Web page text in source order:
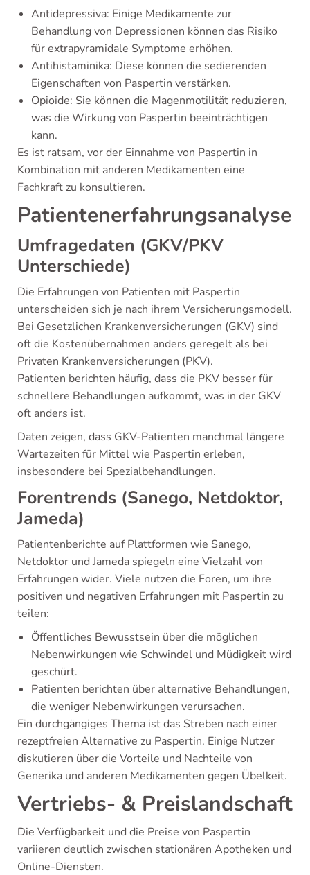
Antidepressiva: Einige Medikamente zur
Behandlung von Depressionen können das Risiko
für extrapyramidale Symptome erhöhen.
Antihistaminika: Diese können die sedierenden
Eigenschaften von Paspertin verstärken.
Opioide: Sie können die Magenmotilität reduzieren,
was die Wirkung von Paspertin beeinträchtigen
kann.
Es ist ratsam, vor der Einnahme von Paspertin in
Kombination mit anderen Medikamenten eine
Fachkraft zu konsultieren.
Patientenerfahrungsanalyse
Umfragedaten (GKV/PKV
Unterschiede)
Die Erfahrungen von Patienten mit Paspertin
unterscheiden sich je nach ihrem Versicherungsmodell.
Bei Gesetzlichen Krankenversicherungen (GKV) sind
oft die Kostenübernahmen anders geregelt als bei
Privaten Krankenversicherungen (PKV).
Patienten berichten häufig, dass die PKV besser für
schnellere Behandlungen aufkommt, was in der GKV
oft anders ist.
Daten zeigen, dass GKV-Patienten manchmal längere
Wartezeiten für Mittel wie Paspertin erleben,
insbesondere bei Spezialbehandlungen.
Forentrends (Sanego, Netdoktor,
Jameda)
Patientenberichte auf Plattformen wie Sanego,
Netdoktor und Jameda spiegeln eine Vielzahl von
Erfahrungen wider. Viele nutzen die Foren, um ihre
positiven und negativen Erfahrungen mit Paspertin zu
teilen:
Öffentliches Bewusstsein über die möglichen
Nebenwirkungen wie Schwindel und Müdigkeit wird
geschürt.
Patienten berichten über alternative Behandlungen,
die weniger Nebenwirkungen verursachen.
Ein durchgängiges Thema ist das Streben nach einer
rezeptfreien Alternative zu Paspertin. Einige Nutzer
diskutieren über die Vorteile und Nachteile von
Generika und anderen Medikamenten gegen Übelkeit.
Vertriebs- & Preislandschaft
Die Verfügbarkeit und die Preise von Paspertin
variieren deutlich zwischen stationären Apotheken und
Online-Diensten.